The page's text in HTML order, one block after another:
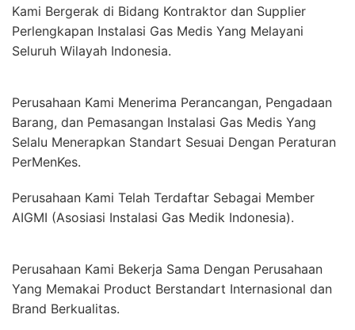
Kami Bergerak di Bidang Kontraktor dan Supplier
Perlengkapan Instalasi Gas Medis Yang Melayani
Seluruh Wilayah Indonesia.
Perusahaan Kami Menerima Perancangan, Pengadaan
Barang, dan Pemasangan Instalasi Gas Medis Yang
Selalu Menerapkan Standart Sesuai Dengan Peraturan
PerMenKes.
Perusahaan Kami Telah Terdaftar Sebagai Member
AIGMI (Asosiasi Instalasi Gas Medik Indonesia).
Perusahaan Kami Bekerja Sama Dengan Perusahaan
Yang Memakai Product Berstandart Internasional dan
Brand Berkualitas.